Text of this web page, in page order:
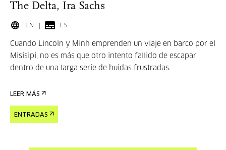
The Delta, Ira Sachs
EN ES
Cuando Lincoln y Minh emprenden un viaje en barco por el
Misisipi, no es más que otro intento fallido de escapar
dentro de una larga serie de huidas frustradas.
LEER MÁS
ENTRADAS